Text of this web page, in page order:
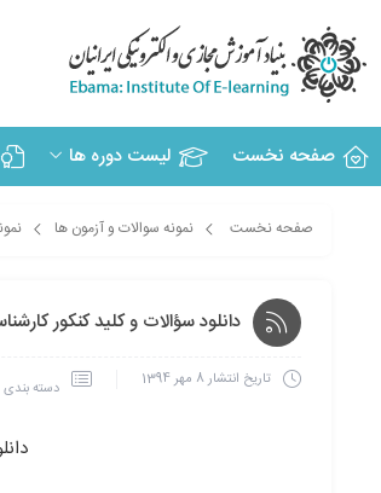
صفحه نخست لیست دوره ها
صفحه نخست نمونه سوالات و آزمون ها
دانلود سؤالات و کلید کنکور کارشناسی ارشد ۹۴ مجموعه
تاریخ انتشار8 مهر 1394 دسته بندی